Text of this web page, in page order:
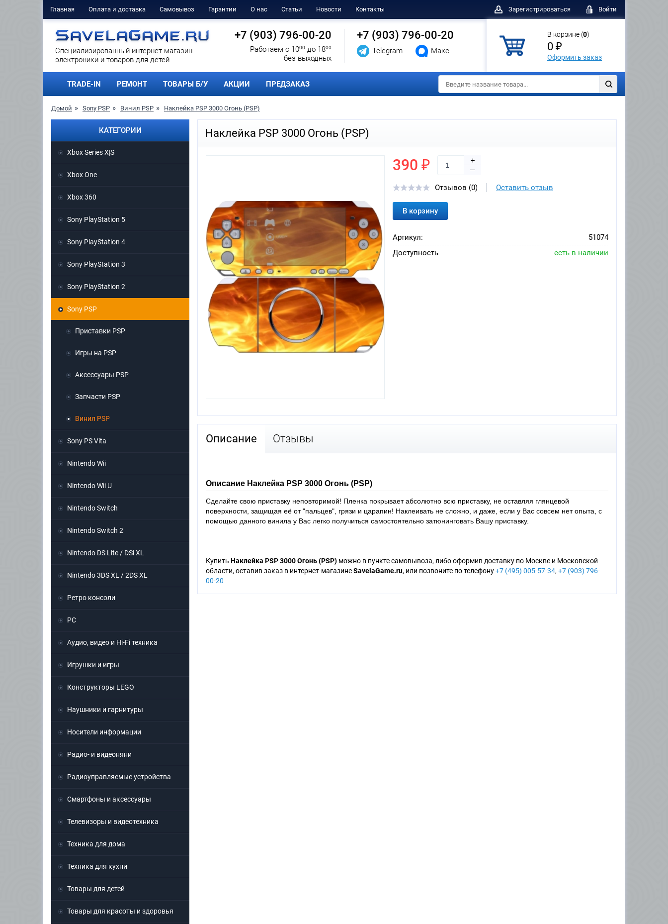
Главная Оплата и доставка Самовывоз Гарантии О нас Статьи Новости Контакты Зарегистрироваться Войти
Cпециализированный интернет-магазин
электроники и товаров для детей
+7 (903) 796-00-20
Работаем с 1000 до 1800
без выходных
+7 (903) 796-00-20
Telegram Макс
В корзине (0)
0 ₽
Оформить заказ
TRADE-IN РЕМОНТ ТОВАРЫ Б/У АКЦИИ ПРЕДЗАКАЗ
Домой Sony PSP Винил PSP Наклейка PSP 3000 Огонь (PSP)
Наклейка PSP 3000 Огонь (PSP)
390 ₽
+
—
Отзывов (0)
Оставить отзыв
В корзину
Артикул:
51074
Доступность
есть в наличии
Описание Отзывы
Описание Наклейка PSP 3000 Огонь (PSP)
Сделайте свою приставку неповторимой! Пленка покрывает абсолютно всю приставку, не оставляя глянцевой
поверхности, защищая её от "пальцев", грязи и царапин! Наклеивать не сложно, и даже, если у Вас совсем нет опыта, с
помощью данного винила у Вас легко получиться самостоятельно затюнинговать Вашу приставку.
Купить Наклейка PSP 3000 Огонь(PSP) можно в пункте самовывоза, либо оформив доставку по Москве и Московской
области, оставив заказ в интернет-магазинеSavelaGame.ru, или позвоните по телефону+7 (495) 005-57-34,+7 (903) 796-
00-20
КАТЕГОРИИ
Xbox Series X|S
Xbox One
Xbox 360
Sony PlayStation 5
Sony PlayStation 4
Sony PlayStation 3
Sony PlayStation 2
Sony PSP
Приставки PSP
Игры на PSP
Аксессуары PSP
Запчасти PSP
Винил PSP
Sony PS Vita
Nintendo Wii
Nintendo Wii U
Nintendo Switch
Nintendo Switch 2
Nintendo DS Lite / DSi XL
Nintendo 3DS XL / 2DS XL
Ретро консоли
PC
Аудио, видео и Hi-Fi техника
Игрушки и игры
Конструкторы LEGO
Наушники и гарнитуры
Носители информации
Радио- и видеоняни
Радиоуправляемые устройства
Смартфоны и аксессуары
Телевизоры и видеотехника
Техника для дома
Техника для кухни
Товары для детей
Товары для красоты и здоровья